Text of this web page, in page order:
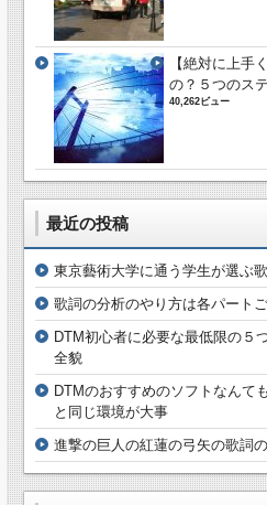
【絶対に上手
の？５つのス
40,262ビュー
最近の投稿
東京藝術大学に通う学生が選ぶ
歌詞の分析のやり方は各パート
DTM初心者に必要な最低限の５
全貌
DTMのおすすめのソフトなんて
と同じ環境が大事
進撃の巨人の紅蓮の弓矢の歌詞